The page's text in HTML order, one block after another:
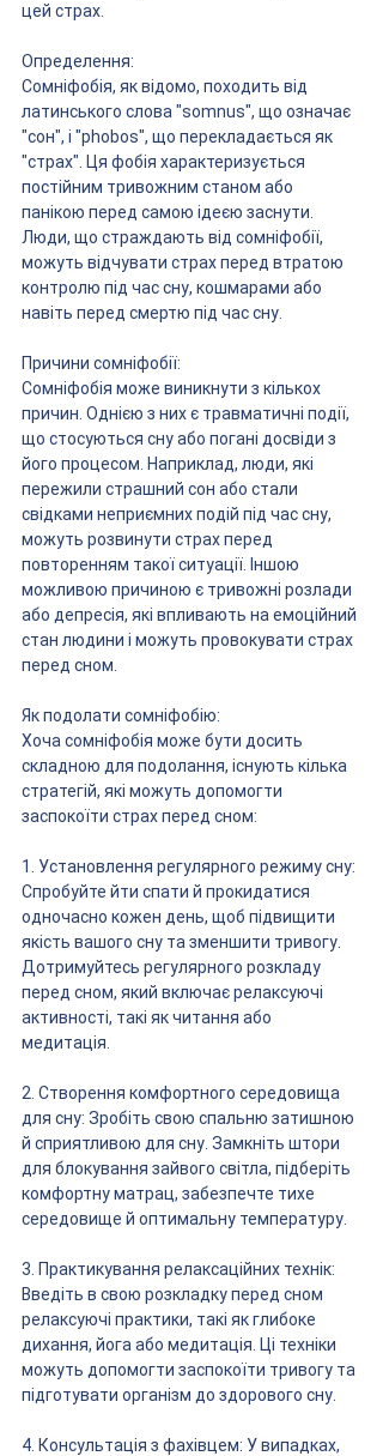
цей страх.
Определення:
Сомніфобія, як відомо, походить від
латинського слова "somnus", що означає
"сон", і "phobos", що перекладається як
"страх". Ця фобія характеризується
постійним тривожним станом або
панікою перед самою ідеєю заснути.
Люди, що страждають від сомніфобії,
можуть відчувати страх перед втратою
контролю під час сну, кошмарами або
навіть перед смертю під час сну.
Причини сомніфобії:
Сомніфобія може виникнути з кількох
причин. Однією з них є травматичні події,
що стосуються сну або погані досвіди з
його процесом. Наприклад, люди, які
пережили страшний сон або стали
свідками неприємних подій під час сну,
можуть розвинути страх перед
повторенням такої ситуації. Іншою
можливою причиною є тривожні розлади
або депресія, які впливають на емоційний
стан людини і можуть провокувати страх
перед сном.
Як подолати сомніфобію:
Хоча сомніфобія може бути досить
складною для подолання, існують кілька
стратегій, які можуть допомогти
заспокоїти страх перед сном:
1. Установлення регулярного режиму сну:
Спробуйте йти спати й прокидатися
одночасно кожен день, щоб підвищити
якість вашого сну та зменшити тривогу.
Дотримуйтесь регулярного розкладу
перед сном, який включає релаксуючі
активності, такі як читання або
медитація.
2. Створення комфортного середовища
для сну: Зробіть свою спальню затишною
й сприятливою для сну. Замкніть штори
для блокування зайвого світла, підберіть
комфортну матрац, забезпечте тихе
середовище й оптимальну температуру.
3. Практикування релаксаційних технік:
Введіть в свою розкладку перед сном
релаксуючі практики, такі як глибоке
дихання, йога або медитація. Ці техніки
можуть допомогти заспокоїти тривогу та
підготувати організм до здорового сну.
4. Консультація з фахівцем: У випадках,